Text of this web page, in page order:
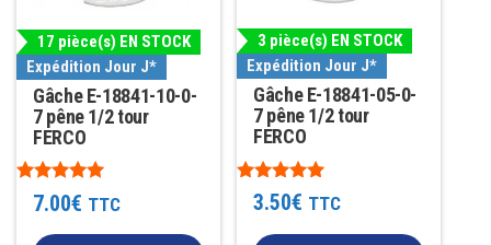
17 pièce(s) EN STOCK
Expédition Jour J*
Gâche E-18841-10-0-
7 pêne 1/2 tour
FERCO
Note
5.007.00€ TTC
3 pièce(s) EN STOCK
Expédition Jour J*
Gâche E-18841-05-0-
7 pêne 1/2 tour
FERCO
Note
5.00
3.50€ TTC